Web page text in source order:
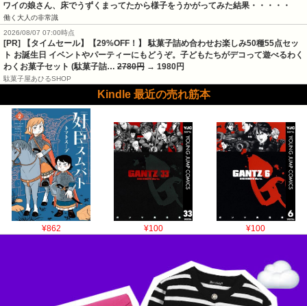
ワイの娘さん、床でうずくまってたから様子をうかがってみた結果・・・・・
働く大人の非常識
2026/08/07 07:00時点
[PR] 【タイムセール】【29%OFF！】 駄菓子詰め合わせお楽しみ50種55点セッ
ト お誕生日 イベントやパーティーにもどうぞ。子どもたちがデコって遊べるわく
わくお菓子セット (駄菓子詰… 2780円 → 1980円
駄菓子屋あひるSHOP
Kindle 最近の売れ筋本
¥862 ¥100 ¥100